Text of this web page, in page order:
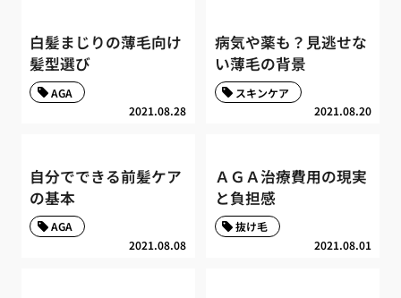
白髪まじりの薄毛向け
髪型選び
2021.08.28
AGA
病気や薬も？見逃せな
い薄毛の背景
2021.08.20
スキンケア
自分でできる前髪ケア
の基本
2021.08.08
AGA
ＡＧＡ治療費用の現実
と負担感
2021.08.01
抜け毛